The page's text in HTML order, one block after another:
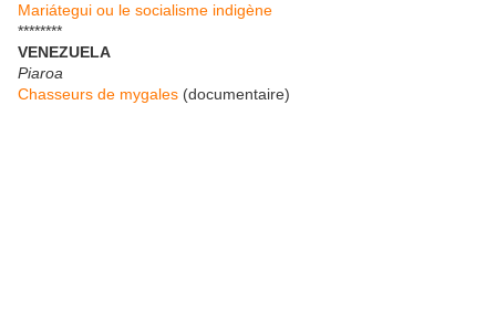
Mariátegui ou le socialisme indigène
********
VENEZUELA
Piaroa
Chasseurs de mygales (documentaire)